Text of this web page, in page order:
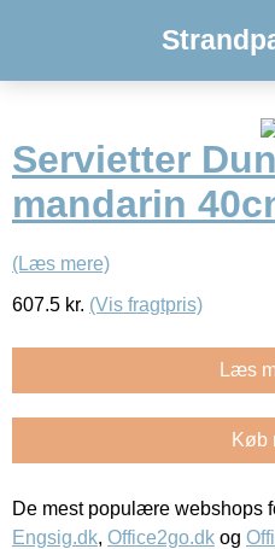
Servietter
mandarin
(Læs mere)
607.5 kr. (Vis fragtpris)
Læs
Køb
De mest populære webshops
Engsig.dk, Office2go.dk og